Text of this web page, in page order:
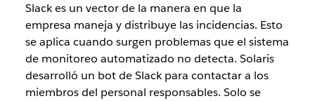
Slack es un vector de la manera en que la
empresa maneja y distribuye las incidencias. Esto
se aplica cuando surgen problemas que el sistema
de monitoreo automatizado no detecta. Solaris
desarrolló un bot de Slack para contactar a los
miembros del personal responsables. Solo se